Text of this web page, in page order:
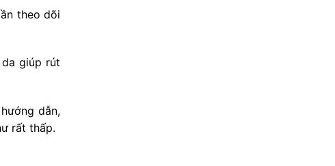
theo dõi
giúp rút
dẫn,
rất thấp.